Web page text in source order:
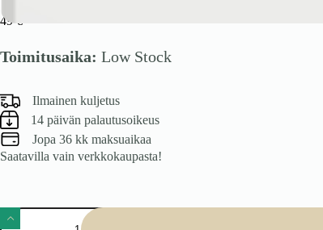
49€
Toimitusaika: Low Stock
Ilmainen kuljetus
14 päivän palautusoikeus
Jopa 36 kk maksuaikaa
Saatavilla vain verkkokaupasta!
VENTO
DZ-